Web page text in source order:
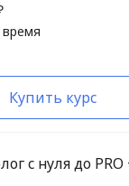
Купить курс
с нуля до